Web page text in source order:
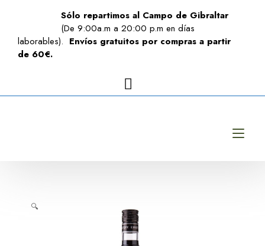
Sólo repartimos al Campo de Gibraltar
(De 9:00a.m a 20:00 p.m en días
laborables). Envíos gratuitos por compras a partir
de 60€.
🔍